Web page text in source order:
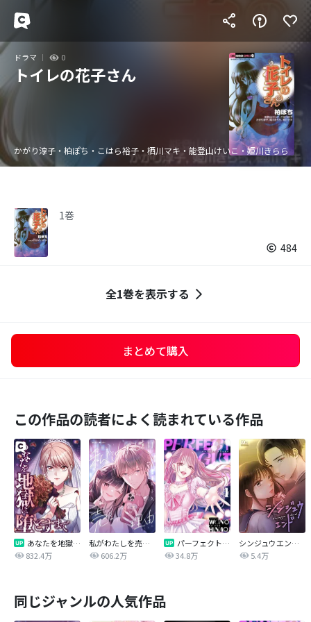
ドラマ 0
トイレの花子さん
かがり淳子・柏ぽち・こはら裕子・栖川マキ・能登山けいこ・姫川きらら
1巻
484
全1巻を表示する
まとめて購入
この作品の読者によく読まれている作品
あなたを地獄に堕とすまで
832.4万
私がわたしを売る理由
606.2万
パーフェクトグリッター
34.8万
シンジュウエンド【タテヨミ】
5.4万
同じジャンルの人気作品